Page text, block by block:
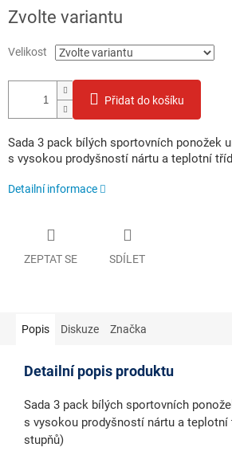
cena:
Zvolte variantu
Velikost
Přidat do košíku
Sada 3 pack bílých sportovních ponožek
s vysokou prodyšností nártu a teplotní
Detailní informace
ZEPTAT SE SDÍLET
Popis Diskuze Značka
Detailní popis produktu
Sada 3 pack bílých sportovních
s vysokou prodyšností nártu a teplotní
stupňů)